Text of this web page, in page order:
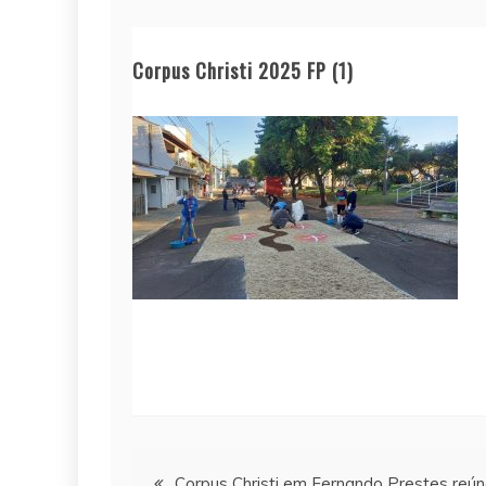
Corpus Christi 2025 FP (1)
Navegação